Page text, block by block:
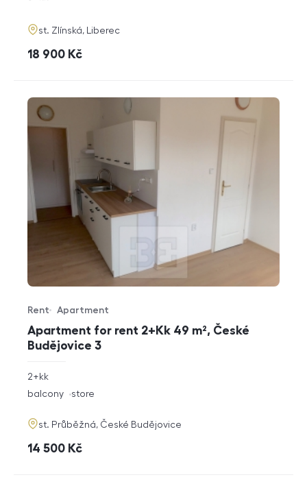
disposition
adresa
st. Zlínská, Liberec
cena
18 900 Kč
Apartment for rent 2+Kk 49 m², České
Budějovice 3
Offer type
Rent
Property type
Apartment
rozměry
disposition
2+kk
funkce
balcony store
adresa
st. Průběžná, České Budějovice
cena
14 500 Kč